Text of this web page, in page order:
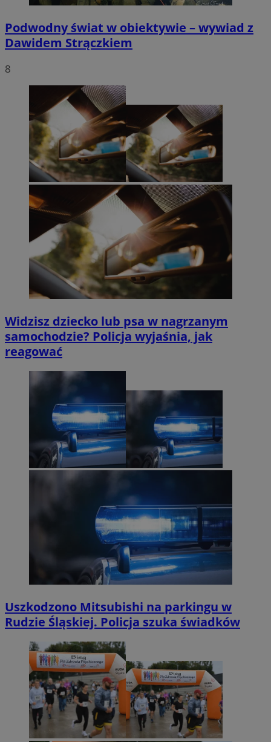
Podwodny świat w obiektywie – wywiad z
Dawidem Strączkiem
8
Widzisz dziecko lub psa w nagrzanym
samochodzie? Policja wyjaśnia, jak
reagować
Uszkodzono Mitsubishi na parkingu w
Rudzie Śląskiej. Policja szuka świadków